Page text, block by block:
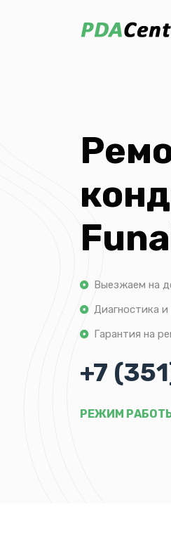
Выезжаем на
Диагностика
Гарантия на
+7
РЕЖИМ